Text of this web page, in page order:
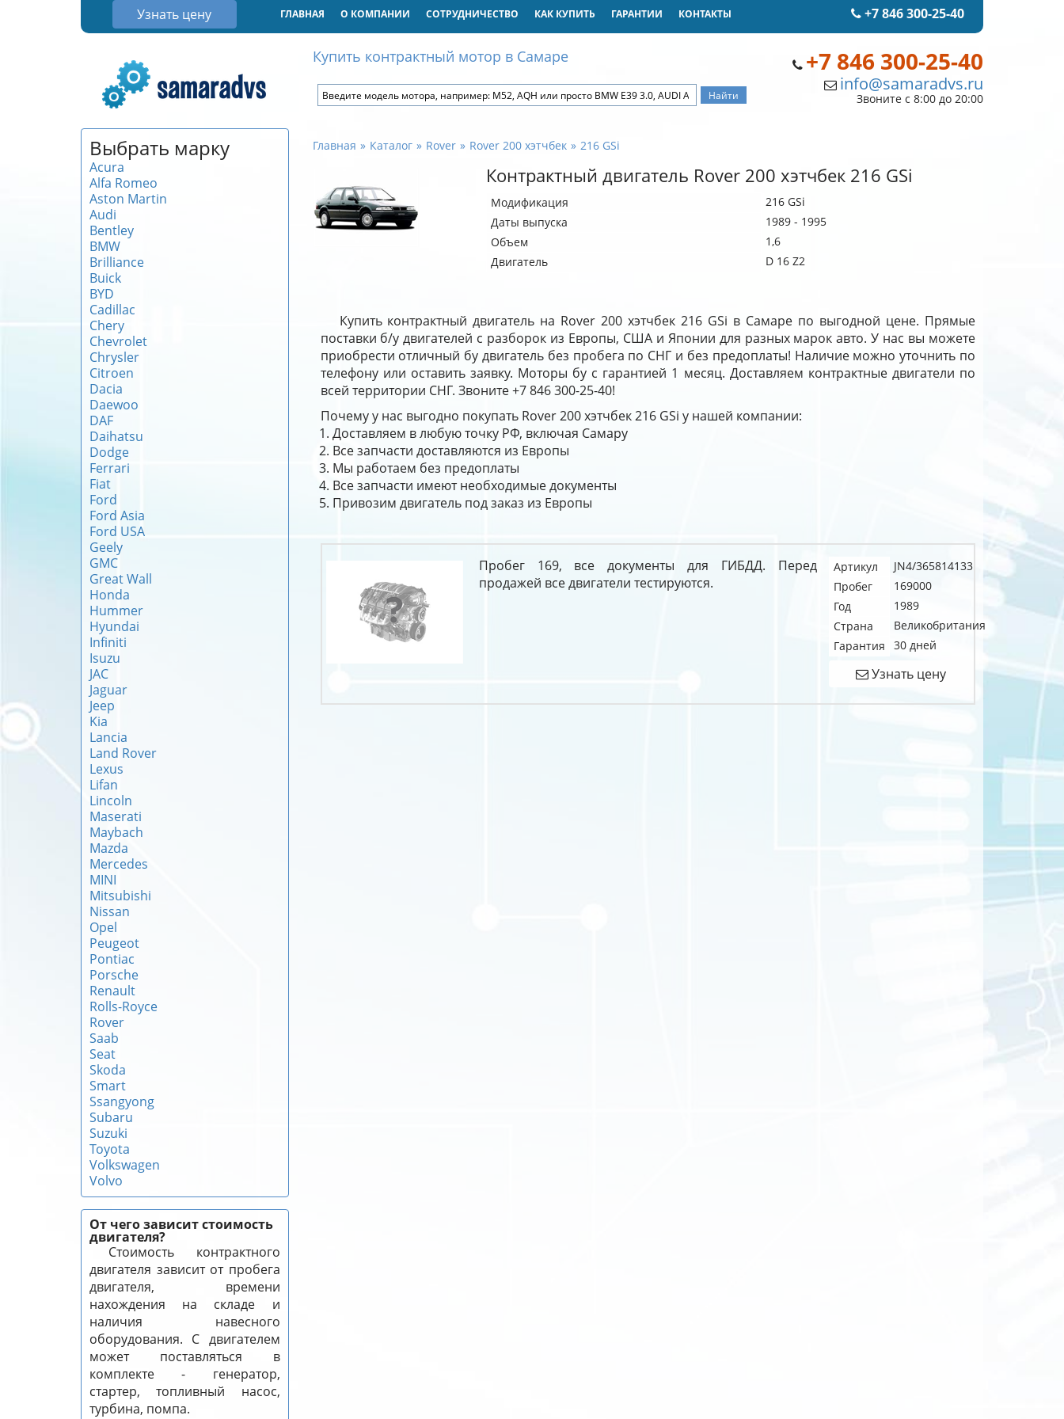
Узнать цену +7 846 300-25-40
ГЛАВНАЯ О КОМПАНИИ СОТРУДНИЧЕСТВО КАК КУПИТЬ ГАРАНТИИ КОНТАКТЫ
+7 846 300-25-40
info@samaradvs.ru
Звоните с 8:00 до 20:00
Купить контрактный мотор в Самаре
Выбрать марку
Acura
Alfa Romeo
Aston Martin
Audi
Bentley
BMW
Brilliance
Buick
BYD
Cadillac
Chery
Chevrolet
Chrysler
Citroen
Dacia
Daewoo
DAF
Daihatsu
Dodge
Ferrari
Fiat
Ford
Ford Asia
Ford USA
Geely
GMC
Great Wall
Honda
Hummer
Hyundai
Infiniti
Isuzu
JAC
Jaguar
Jeep
Kia
Lancia
Land Rover
Lexus
Lifan
Lincoln
Maserati
Maybach
Mazda
Mercedes
MINI
Mitsubishi
Nissan
Opel
Peugeot
Pontiac
Porsche
Renault
Rolls-Royce
Rover
Saab
Seat
Skoda
Smart
Ssangyong
Subaru
Suzuki
Toyota
Volkswagen
Volvo
От чего зависит стоимость
двигателя?
Стоимость контрактного
двигателя зависит от пробега
двигателя, времени
нахождения на складе и
наличия навесного
оборудования. С двигателем
может поставляться в
комплекте - генератор,
стартер, топливный насос,
турбина, помпа.
Главная Каталог Rover Rover 200 хэтчбек 216 GSi
Контрактный двигатель Rover 200 хэтчбек 216 GSi
Модификация
216 GSi
Даты выпуска
1989 - 1995
Объем
1,6
Двигатель
D 16 Z2
Купить контрактный двигатель на Rover 200 хэтчбек 216 GSi в Самаре по выгодной цене. Прямые
поставки б/у двигателей с разборок из Европы, США и Японии для разных марок авто. У нас вы можете
приобрести отличный бу двигатель без пробега по СНГ и без предоплаты! Наличие можно уточнить по
телефону или оставить заявку. Моторы бу с гарантией 1 месяц. Доставляем контрактные двигатели по
всей территории СНГ. Звоните +7 846 300-25-40!
Почему у нас выгодно покупать Rover 200 хэтчбек 216 GSi у нашей компании:
Доставляем в любую точку РФ, включая Самару
Все запчасти доставляются из Европы
Мы работаем без предоплаты
Все запчасти имеют необходимые документы
Привозим двигатель под заказ из Европы
Пробег 169, все документы для ГИБДД. Перед
продажей все двигатели тестируются.
Артикул
JN4/365814133
Пробег
169000
Год
1989
Страна
Великобритания
Гарантия
30 дней
Узнать цену